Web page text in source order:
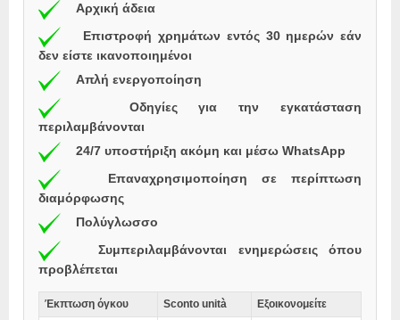
Αρχική άδεια
Επιστροφή χρημάτων εντός 30 ημερών εάν
δεν είστε ικανοποιημένοι
Απλή ενεργοποίηση
Οδηγίες για την εγκατάσταση
περιλαμβάνονται
24/7 υποστήριξη ακόμη και μέσω WhatsApp
Επαναχρησιμοποίηση σε περίπτωση
διαμόρφωσης
Πολύγλωσσο
Συμπεριλαμβάνονται ενημερώσεις όπου
προβλέπεται
Έκπτωση όγκου Sconto unità
Εξοικονομείτε